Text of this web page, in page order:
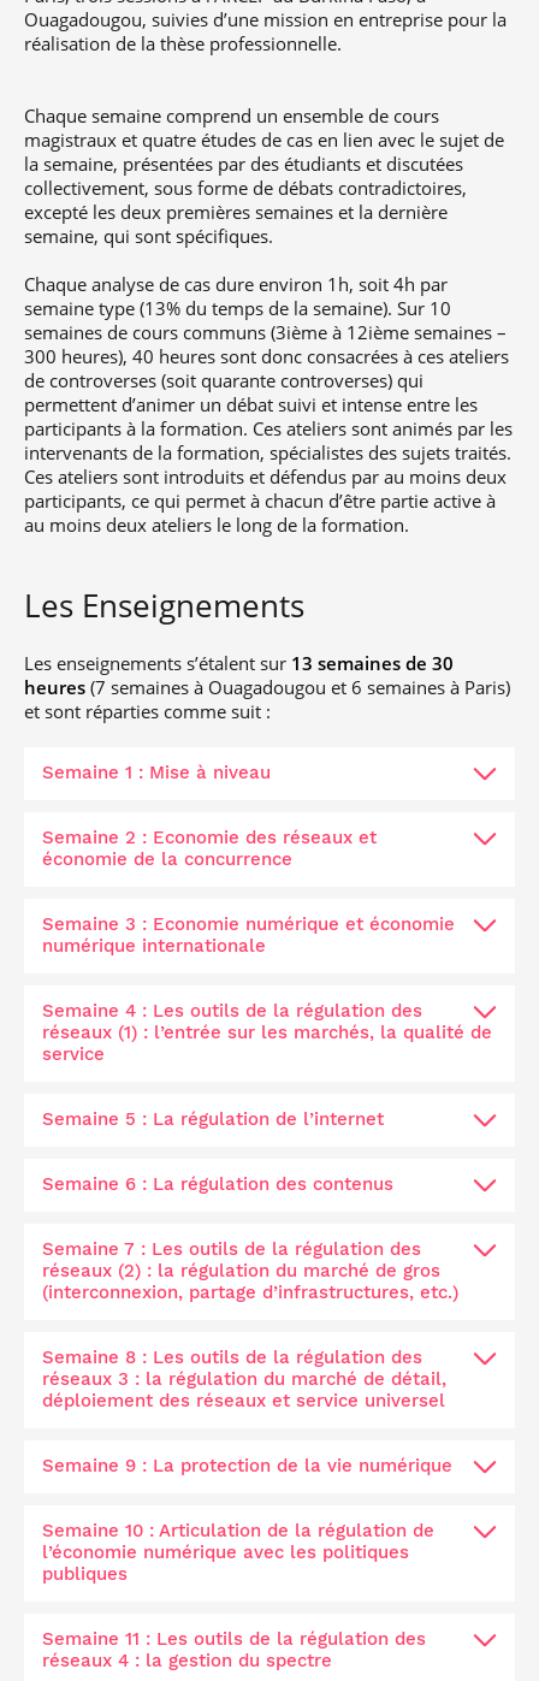
Ouagadougou, suivies d’une mission en entreprise pour la
réalisation de la thèse professionnelle.
Chaque semaine comprend un ensemble de cours
magistraux et quatre études de cas en lien avec le sujet de
la semaine, présentées par des étudiants et discutées
collectivement, sous forme de débats contradictoires,
excepté les deux premières semaines et la dernière
semaine, qui sont spécifiques.
Chaque analyse de cas dure environ 1h, soit 4h par
semaine type (13% du temps de la semaine). Sur 10
semaines de cours communs (3ième à 12ième semaines –
300 heures), 40 heures sont donc consacrées à ces ateliers
de controverses (soit quarante controverses) qui
permettent d’animer un débat suivi et intense entre les
participants à la formation. Ces ateliers sont animés par les
intervenants de la formation, spécialistes des sujets traités.
Ces ateliers sont introduits et défendus par au moins deux
participants, ce qui permet à chacun d’être partie active à
au moins deux ateliers le long de la formation.
Les Enseignements
Les enseignements s’étalent sur 13 semaines de 30
heures (7 semaines à Ouagadougou et 6 semaines à Paris)
et sont réparties comme suit :
Semaine 1 : Mise à niveau
Semaine 2 : Economie des réseaux et
économie de la concurrence
Semaine 3 : Economie numérique et économie
numérique internationale
Semaine 4 : Les outils de la régulation des
réseaux (1) : l’entrée sur les marchés, la qualité de
service
Semaine 5 : La régulation de l’internet
Semaine 6 : La régulation des contenus
Semaine 7 : Les outils de la régulation des
réseaux (2) : la régulation du marché de gros
(interconnexion, partage d’infrastructures, etc.)
Semaine 8 : Les outils de la régulation des
réseaux 3 : la régulation du marché de détail,
déploiement des réseaux et service universel
Semaine 9 : La protection de la vie numérique
Semaine 10 : Articulation de la régulation de
l’économie numérique avec les politiques
publiques
Semaine 11 : Les outils de la régulation des
réseaux 4 : la gestion du spectre